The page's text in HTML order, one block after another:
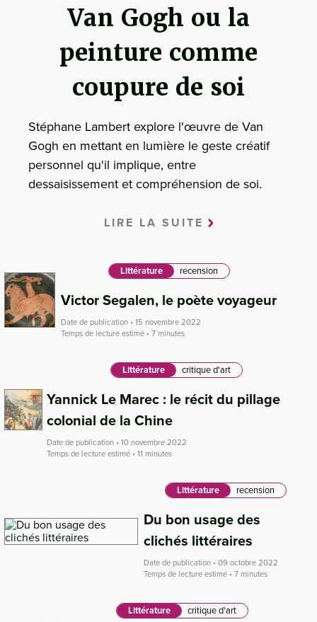
Van Gogh ou la
peinture comme
coupure de soi
Stéphane Lambert explore l'œuvre de Van
Gogh en mettant en lumière le geste créatif
personnel qu'il implique, entre
dessaisissement et compréhension de soi.
LIRE LA SUITE
Littérature recension
Victor Segalen, le poète voyageur
Date de publication • 15 novembre 2022
Temps de lecture estimé • 7 minutes
Littérature critique d'art
Yannick Le Marec : le récit du pillage
colonial de la Chine
Date de publication • 10 novembre 2022
Temps de lecture estimé • 11 minutes
Littérature recension
Du bon usage des
clichés littéraires
Date de publication • 09 octobre 2022
Temps de lecture estimé • 7 minutes
Littérature critique d'art